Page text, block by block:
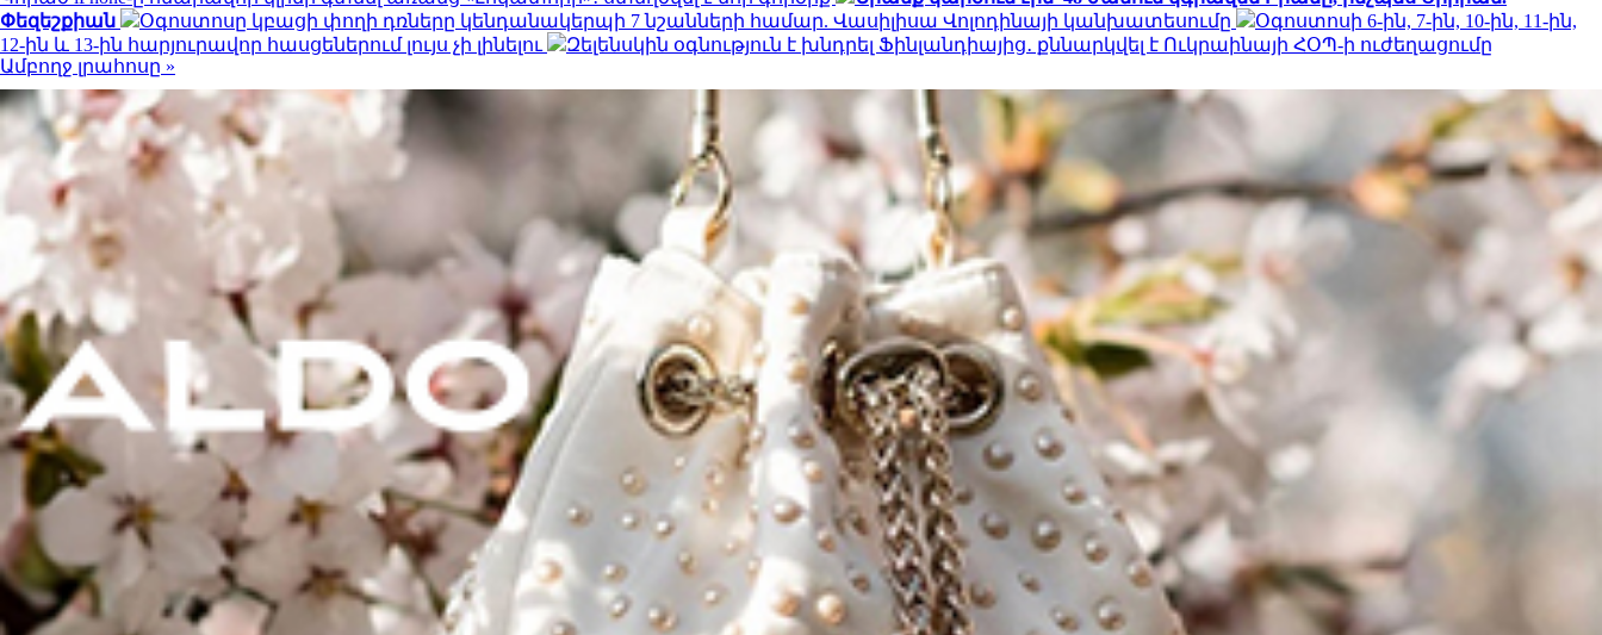
Փեզեշքիան
Օգոստոսը կբացի փողի դռները կենդանակերպի 7 նշանների համար. Վասիլիսա Վոլոդինայի կանխատեսումը
Օգոստոսի 6-ին, 7-ին, 10-ին, 11-ին,
12-ին և 13-ին հարյուրավոր հասցեներում լույս չի լինելու
Զելենսկին օգնություն է խնդրել Ֆինլանդիայից․ քննարկվել է Ուկրաինայի ՀՕՊ-ի ուժեղացումը
Ամբողջ լրահոսը »